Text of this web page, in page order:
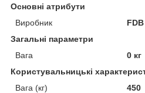
Основні атрибути
Виробник
Загальні параметри
Вага
0 кг
Користувальницькі
Вага (кг)
450